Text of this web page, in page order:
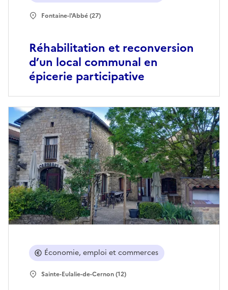
Réhabilitation et reconversion
d’un local communal en
épicerie participative
Fontaine-l'Abbé (27)
Économie, emploi et commerces
Sainte-Eulalie-de-Cernon (12)